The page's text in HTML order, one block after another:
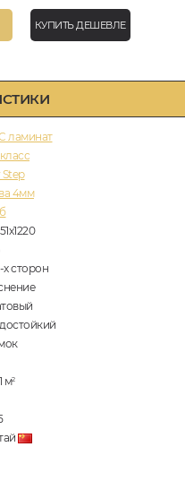
ламинат
Step
4мм
х сторон
м2
КУПИТЬ ДЕШЕВЛЕ